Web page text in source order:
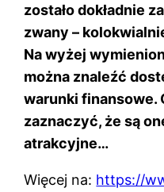
zostało dokładnie
zwany –
Na wyżej
można znaleźć
warunki finansowe.
zaznaczyć, że są
atrakcyjne…
Więcej na: https://